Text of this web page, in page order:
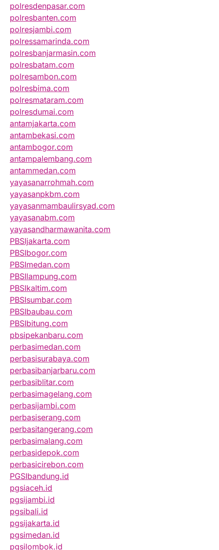
polresdenpasar.com
polresbanten.com
polresjambi.com
polressamarinda.com
polresbanjarmasin.com
polresbatam.com
polresambon.com
polresbima.com
polresmataram.com
polresdumai.com
antamjakarta.com
antambekasi.com
antambogor.com
antampalembang.com
antammedan.com
yayasanarrohmah.com
yayasanpkbm.com
yayasanmambaulirsyad.com
yayasanabm.com
yayasandharmawanita.com
PBSIjakarta.com
PBSIbogor.com
PBSImedan.com
PBSIlampung.com
PBSIkaltim.com
PBSIsumbar.com
PBSIbaubau.com
PBSIbitung.com
pbsipekanbaru.com
perbasimedan.com
perbasisurabaya.com
perbasibanjarbaru.com
perbasiblitar.com
perbasimagelang.com
perbasijambi.com
perbasiserang.com
perbasitangerang.com
perbasimalang.com
perbasidepok.com
perbasicirebon.com
PGSIbandung.id
pgsiaceh.id
pgsijambi.id
pgsibali.id
pgsijakarta.id
pgsimedan.id
pgsilombok.id